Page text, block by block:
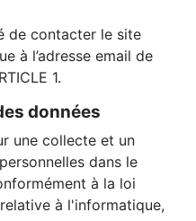
de contacter le site
à l’adresse email de
1.
données
une collecte et un
dans le
à la loi
à l'informatique,